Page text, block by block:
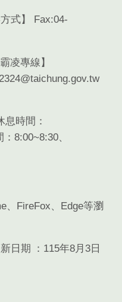
式】 Fax:04-
凌專線】
時間：
8:00~8:30、
、 FireFox、 Edge等瀏
日期 115年8月3日